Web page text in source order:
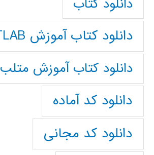
دانلود کتاب
دانلود کتاب آموزش MATLAB
دانلود کتاب آموزش متلب
دانلود کد آماده
دانلود کد مجانی